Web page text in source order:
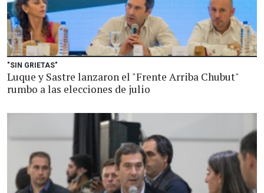
"SIN GRIETAS"
Luque y Sastre lanzaron el "Frente Arriba Chubut"
rumbo a las elecciones de julio